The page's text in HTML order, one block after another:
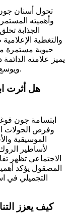
تحول أسنان
وأهميته
الجذابة
والتغطية
حيوية مستمرة
يميز علامته
ويوسع تأثيره خارج جمهور الروك الكلاسيكي التقليدي.
هل أثرت
ابتسامة جون
وفرص الجولات
الموسيقية
لأساطير
الاجتماعي تظهر
المصقول يؤكد
التجميلي في
كيف يعزز